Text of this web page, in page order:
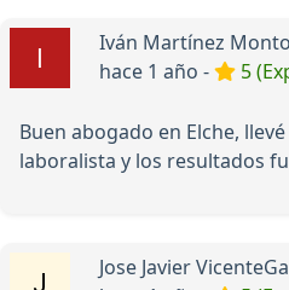
Iván Martínez
hace 1 año -
5
Buen abogado en Elche,
laboralista y los resultados
Jose Javier